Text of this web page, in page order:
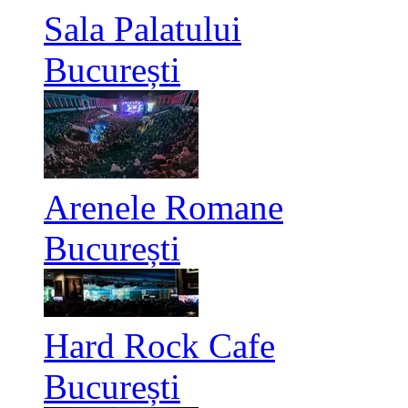
Sala Palatului
București
Arenele Romane
București
Hard Rock Cafe
București